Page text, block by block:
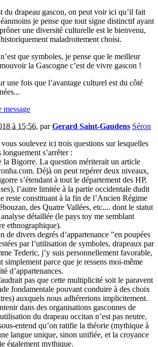
du drapeau gascon, on peut voir ici qu’il fait
je pense que tout signe distinctif ayant
une diversité culturelle est le bienvenu,
maladroitement choisi.
que symboles, je pense que le meilleur
la Gascogne c’est de vivre gascon !
une fois que l’avantage culturel est du côté
message
à 15:56, parGerard Saint-Gaudens Séron
soulevez ici trois questions sur lesquelles
s’arrêter :
la Bigorre. La question mériterait un article
Déjà on peut repérer deux niveaux,
s’étendant à tout le département des HP,
l’autre limitée à la partie occidentale dudit
reste constituant à la fin de l’Ancien Régime
des Quatre Vallées, etc.... dont le statut
détaillée (le pays toy me semblant
ethnographique).
de divers degrés d’appartenance "en poupées
par l’utilisation de symboles, drapeaux par
Tederic, j’y suis personnellement favorable,
simplement parce que je ressens moi-même
d’appartenances.
pas que cette multiplicité soit le paravent
fondamentale pouvant conduire à des choix
auxquels nous adhérerions implicitement.
dans des organisations gasconnes de
du drapeau occitan n’est pas neutre,
entend qu’on ratifie la théorie (mythique à
langue unique, sinon unifiée, et la croyance
également mythique.